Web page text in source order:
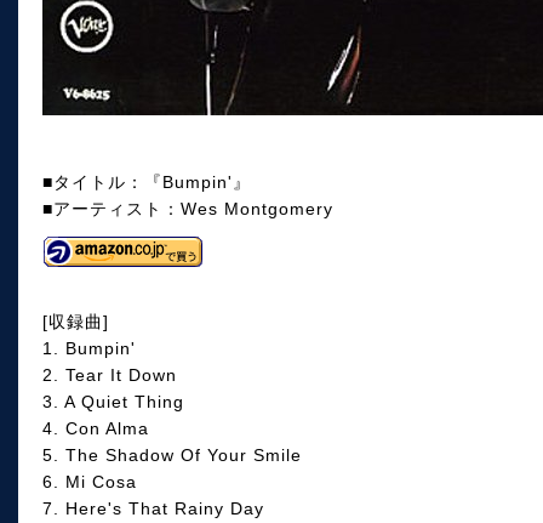
■タイトル：『Bumpin'』
■アーティスト：Wes Montgomery
[収録曲]
1. Bumpin'
2. Tear It Down
3. A Quiet Thing
4. Con Alma
5. The Shadow Of Your Smile
6. Mi Cosa
7. Here's That Rainy Day